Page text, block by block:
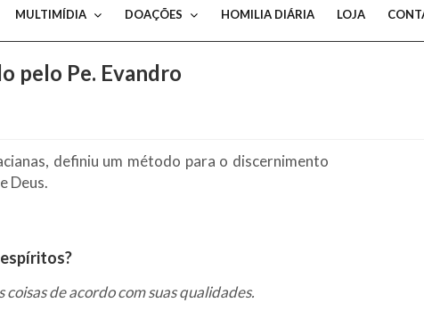
MULTIMÍDIA DOAÇÕES HOMILIA DIÁRIA LOJA
pelo Pe. Evandro
definiu um método para o discernimento
Deus.
de acordo com suas qualidades.